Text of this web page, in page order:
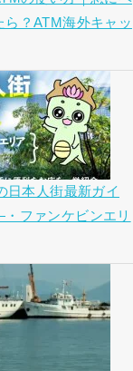
？ATM海外キャッ
日本人街最新ガイ
ファンケビンエリ